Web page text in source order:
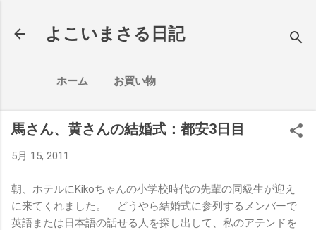
よこいまさる日記
ホーム お買い物
馬さん、黄さんの結婚式：都安3日目
5月 15, 2011
朝、ホテルにKikoちゃんの小学校時代の先輩の同級生が迎え
に来てくれました。 どうやら結婚式に参列するメンバーで
英語または日本語の話せる人を探し出して、私のアテンドを